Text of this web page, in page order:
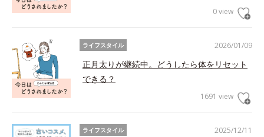
0 view
2026/01/09
ライフスタイル
正月太りが継続中。どうしたら体をリセット
できる？
1691 view
2025/12/11
ライフスタイル